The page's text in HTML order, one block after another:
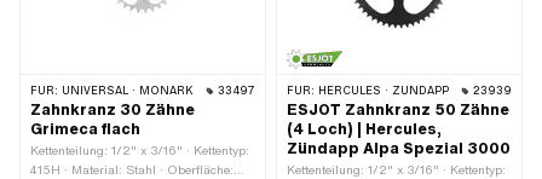
FÜR: UNIVERSAL · MONARK 33497
Zahnkranz 30 Zähne
Grimeca flach
Kettenteilung: 1/2" x 3/16" · Kettentyp:
415H · Material: Stahl · Oberfläche:
FÜR: HERCULES · ZÜNDAPP 23939
ESJOT Zahnkranz 50 Zähne
(4 Loch) | Hercules,
Zündapp Alpa Spezial 3000
Kettenteilung: 1/2" x 3/16" · Kettentyp: